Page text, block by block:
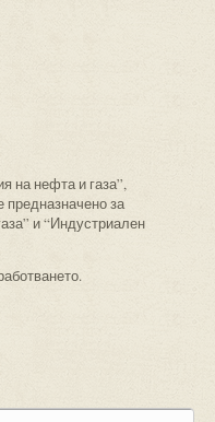
на нефта и газа”,
предназначено за
и “Индустриален